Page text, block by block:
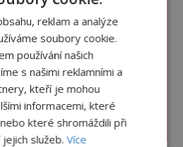
reklam a analýze
soubory cookie.
používání našich
s našimi reklamními a
kteří je mohou
informacemi, které
které shromáždili při
jejich služeb.Více